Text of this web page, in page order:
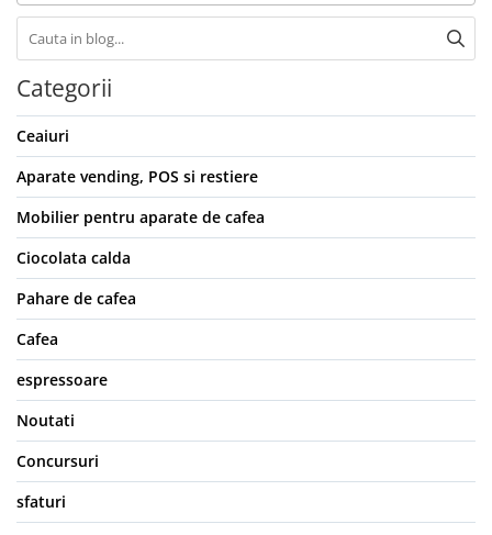
Categorii
Ceaiuri
Aparate vending, POS si restiere
Mobilier pentru aparate de cafea
Ciocolata calda
Pahare de cafea
Cafea
espressoare
Noutati
Concursuri
sfaturi